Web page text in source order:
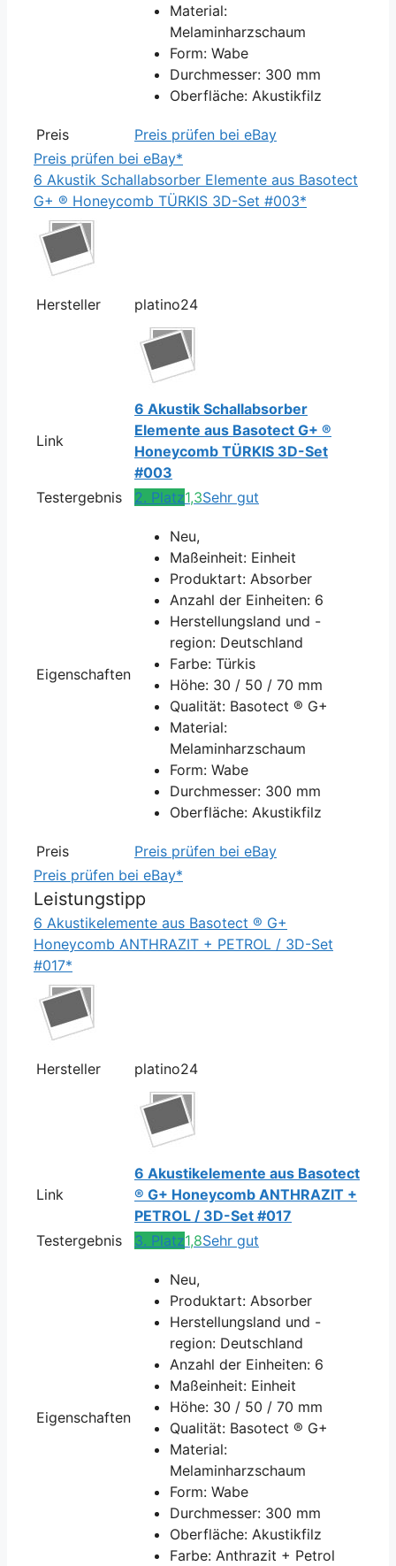
Material:
Melaminharzschaum
Form: Wabe
Durchmesser: 300 mm
Oberfläche: Akustikfilz
Preis
Preis prüfen bei eBay
Preis prüfen bei eBay*
6 Akustik Schallabsorber Elemente aus Basotect
G+ ® Honeycomb TÜRKIS 3D-Set #003*
Hersteller platino24
Link
6 Akustik Schallabsorber
Elemente aus Basotect G+ ®
Honeycomb TÜRKIS 3D-Set
#003
Testergebnis
2. Platz1,3Sehr gut
Eigenschaften
Neu,
Maßeinheit: Einheit
Produktart: Absorber
Anzahl der Einheiten: 6
Herstellungsland und -
region: Deutschland
Farbe: Türkis
Höhe: 30 / 50 / 70 mm
Qualität: Basotect ® G+
Material:
Melaminharzschaum
Form: Wabe
Durchmesser: 300 mm
Oberfläche: Akustikfilz
Preis
Preis prüfen bei eBay
Preis prüfen bei eBay*
Leistungstipp
6 Akustikelemente aus Basotect ® G+
Honeycomb ANTHRAZIT + PETROL / 3D-Set
#017*
Hersteller platino24
Link
6 Akustikelemente aus Basotect
® G+ Honeycomb ANTHRAZIT +
PETROL / 3D-Set #017
Testergebnis
3. Platz1,8Sehr gut
Eigenschaften
Neu,
Produktart: Absorber
Herstellungsland und -
region: Deutschland
Anzahl der Einheiten: 6
Maßeinheit: Einheit
Höhe: 30 / 50 / 70 mm
Qualität: Basotect ® G+
Material:
Melaminharzschaum
Form: Wabe
Durchmesser: 300 mm
Oberfläche: Akustikfilz
Farbe: Anthrazit + Petrol